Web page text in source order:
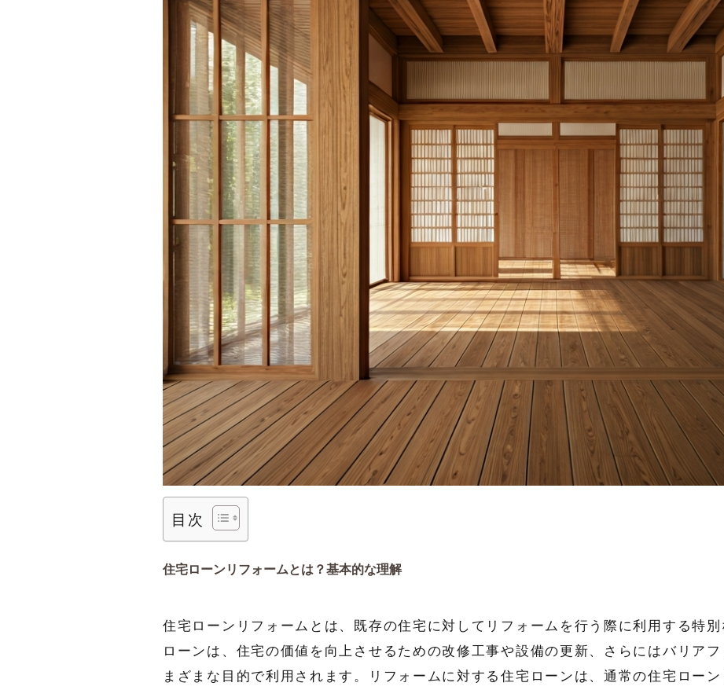
目次
住宅ローンリフォームとは？基本的な理解
住宅ローンリフォームとは、既存の住宅に対してリフォームを行う際に利用する特
ローンは、住宅の価値を向上させるための改修工事や設備の更新、さらにはバリア
まざまな目的で利用されます。リフォームに対する住宅ローンは、通常の住宅ロー